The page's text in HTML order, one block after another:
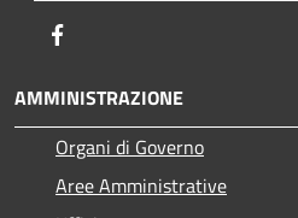
AMMINISTRAZIONE
Organi di Governo
Aree Amministrative